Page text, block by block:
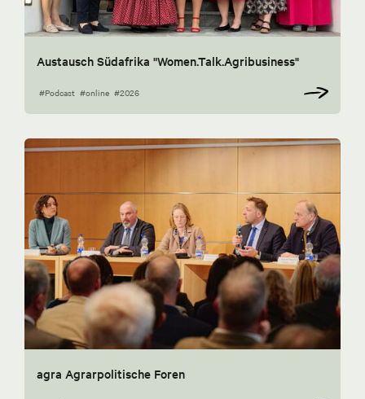
Austausch Südafrika "Women.Talk.Agribusiness"
#Podcast #online #2026
agra Agrarpolitische Foren